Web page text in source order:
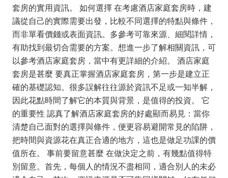
套房的實用資訊。 如何選擇 在考慮酒店家庭套房時，建
議從自己的實際需要出發，比較不同選擇的特點與條件，
而非單看價錢或表面資訊。多參考可靠來源、細閱詳情，
有助找到最切合需要的方案。想進一步了解相關資訊，可
以參考酒店家庭套房，當中有更詳細的介紹。 酒店家庭
套房是甚麼 要真正掌握酒店家庭套房，第一步是建立正
確的基礎認知。很多誤解往往源於資訊不足或一知半解，
因此花點時間了解它的本質與背景，是值得的投資。 它
的重要性 認真了解酒店家庭套房的好處顯而易見：當你
清楚自己面對的選擇與條件，便更容易避開常見的陷阱，
把時間與資源花在真正合適的地方，這也是做足功課的價
值所在。 事前要留意甚麼 在做決定之前，有幾點值得特
別留意。首先，每個人的情況不盡相同，適合別人的未必